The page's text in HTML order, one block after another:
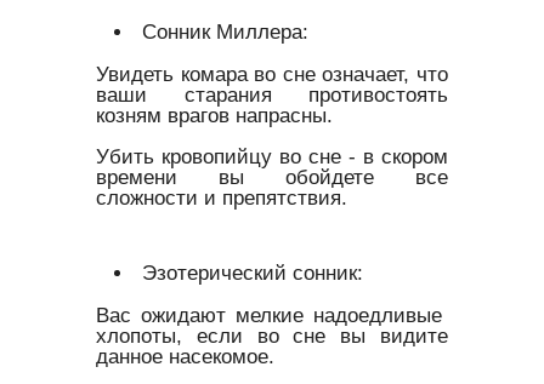
Сонник Миллера:
Увидеть комара во сне означает, что
ваши старания противостоять
козням врагов напрасны.
Убить кровопийцу во сне - в скором
времени вы обойдете все
сложности и препятствия.
Эзотерический сонник:
Вас ожидают мелкие надоедливые
хлопоты, если во сне вы видите
данное насекомое.